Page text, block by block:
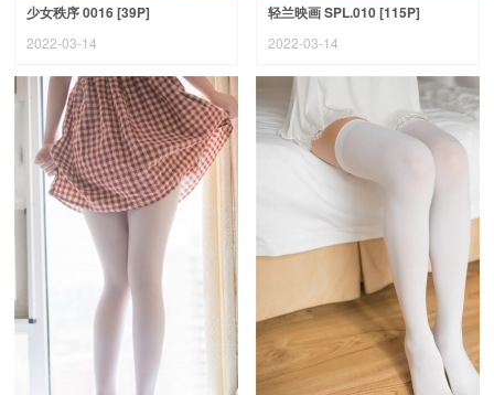
少女秩序 0016 [39P]
2022-03-14
轻兰映画 SPL.010 [115P]
2022-03-14